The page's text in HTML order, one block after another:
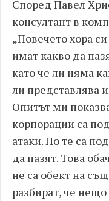
Според Павел
консултант в
„Повечето хора
имат какво да
като че ли няма
ли представлява
Опитът ми
корпорации са
атаки. Но те са
да пазят. Това
не са обект на
разбират, че